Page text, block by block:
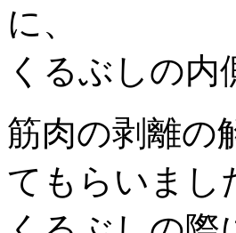
に、
くるぶしの
筋肉の剥離の
てもらいまし